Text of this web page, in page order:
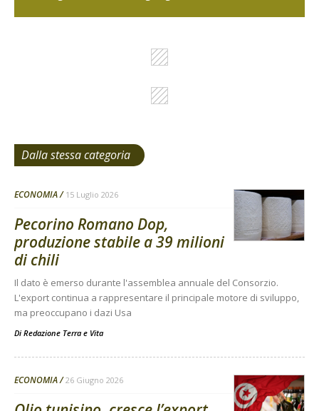
Dalla stessa categoria
ECONOMIA 15 Luglio 2026
Pecorino Romano Dop,
produzione stabile a 39 milioni
di chili
Il dato è emerso durante l'assemblea annuale del Consorzio.
L'export continua a rappresentare il principale motore di sviluppo,
ma preoccupano i dazi Usa
Di Redazione Terra e Vita
ECONOMIA 26 Giugno 2026